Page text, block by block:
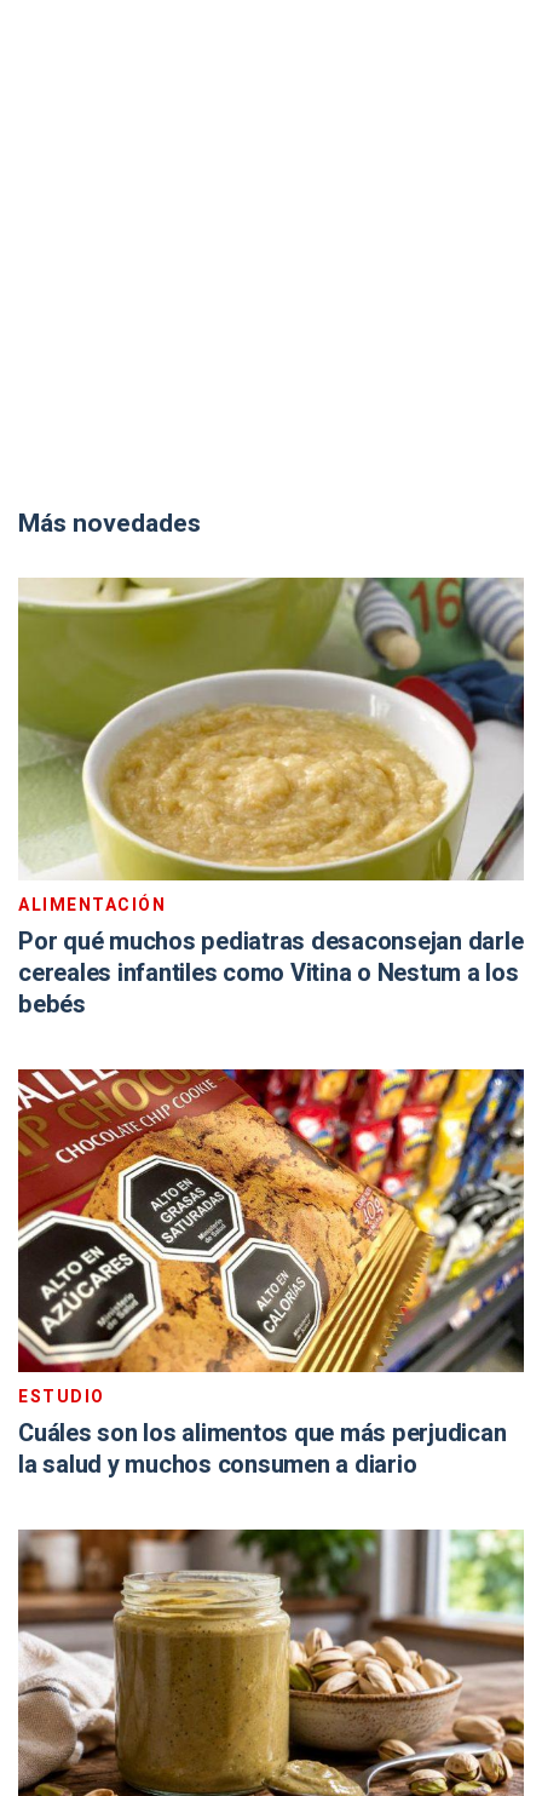
Más novedades
ALIMENTACIÓN
Por qué muchos pediatras desaconsejan darle
cereales infantiles como Vitina o Nestum a los
bebés
ESTUDIO
Cuáles son los alimentos que más perjudican
la salud y muchos consumen a diario